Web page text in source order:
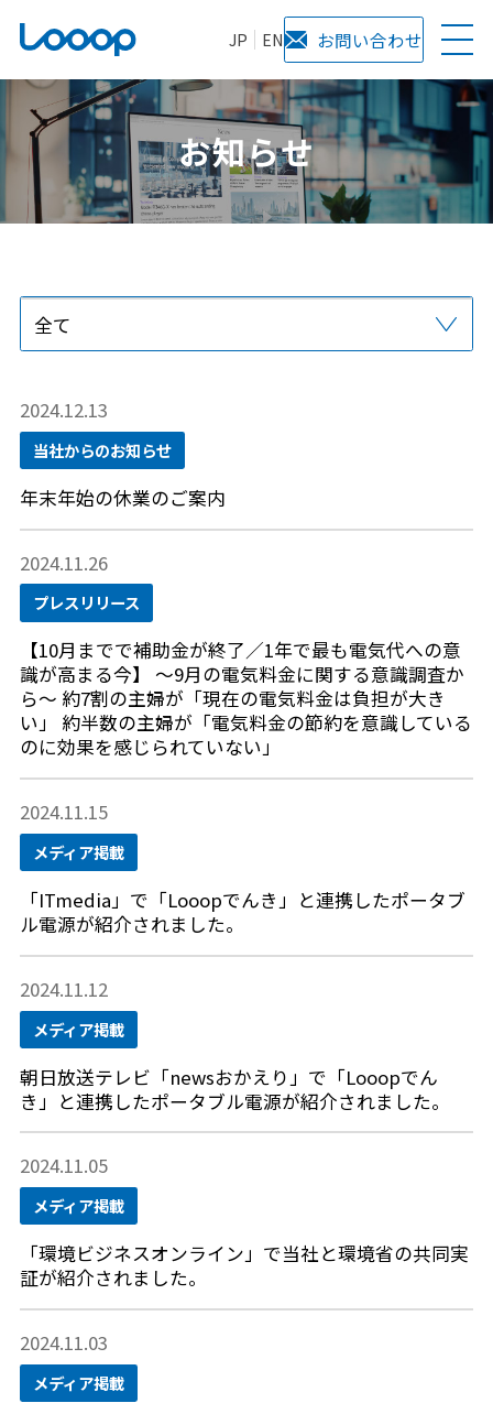
JP EN お問い合わせ
お知らせ
全て
2024.12.13
当社からのお知らせ
年末年始の休業のご案内
2024.11.26
プレスリリース
【10月までで補助金が終了／1年で最も電気代への意
識が高まる今】 ～9月の電気料金に関する意識調査か
ら～ 約7割の主婦が「現在の電気料金は負担が大き
い」 約半数の主婦が「電気料金の節約を意識している
のに効果を感じられていない」
2024.11.15
メディア掲載
「ITmedia」で「Looopでんき」と連携したポータブ
ル電源が紹介されました。
2024.11.12
メディア掲載
朝日放送テレビ「newsおかえり」で「Looopでん
き」と連携したポータブル電源が紹介されました。
2024.11.05
メディア掲載
「環境ビジネスオンライン」で当社と環境省の共同実
証が紹介されました。
2024.11.03
メディア掲載